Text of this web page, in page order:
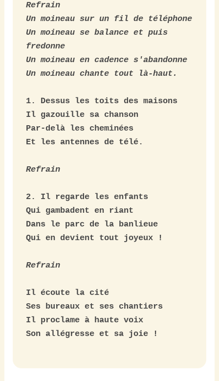
Refrain
Un moineau sur un fil de téléphone
Un moineau se balance et puis
fredonne
Un moineau en cadence s'abandonne
Un moineau chante tout là-haut.
1. Dessus les toits des maisons
Il gazouille sa chanson
Par-delà les cheminées
Et les antennes de télé.
Refrain
2. Il regarde les enfants
Qui gambadent en riant
Dans le parc de la banlieue
Qui en devient tout joyeux !
Refrain
Il écoute la cité
Ses bureaux et ses chantiers
Il proclame à haute voix
Son allégresse et sa joie !